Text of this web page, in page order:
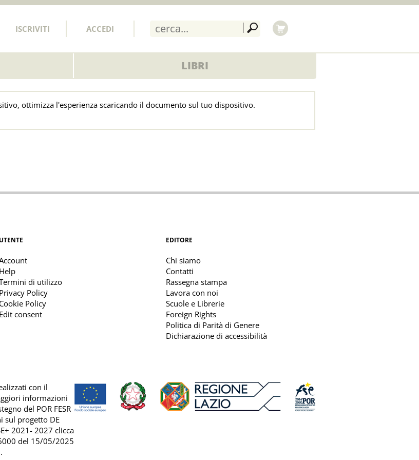
ISCRIVITI ACCEDI
LIBRI
ottimizza l'esperienza scaricando il documento sul tuo dispositivo.
UTENTE
Help
di utilizzo
Privacy Policy
Cookie Policy
Edit consent
EDITORE
Chi siamo
Contatti
Rassegna stampa
Lavora con noi
Scuole e Librerie
Foreign Rights
Politica di Parità di Genere
Dichiarazione di accessibilità
con il
informazioni
del POR FESR
sul progetto DE
2021- 2027 clicca
del 15/05/2025
.